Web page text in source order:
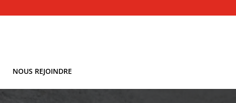
NOUS REJOINDRE